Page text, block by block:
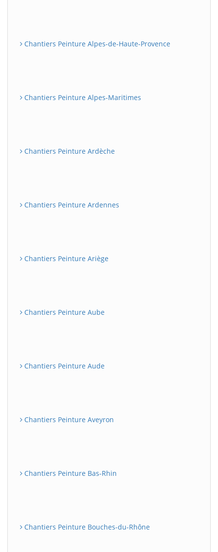
Chantiers Peinture Alpes-de-Haute-Provence
Chantiers Peinture Alpes-Maritimes
Chantiers Peinture Ardèche
Chantiers Peinture Ardennes
Chantiers Peinture Ariège
Chantiers Peinture Aube
Chantiers Peinture Aude
Chantiers Peinture Aveyron
Chantiers Peinture Bas-Rhin
Chantiers Peinture Bouches-du-Rhône